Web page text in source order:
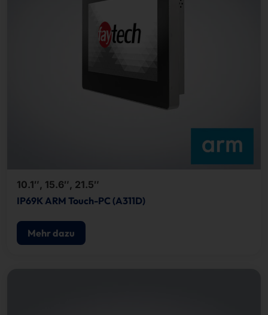
10.1″, 15.6″, 21.5″
IP69K ARM Touch-PC (A311D)
Mehr dazu